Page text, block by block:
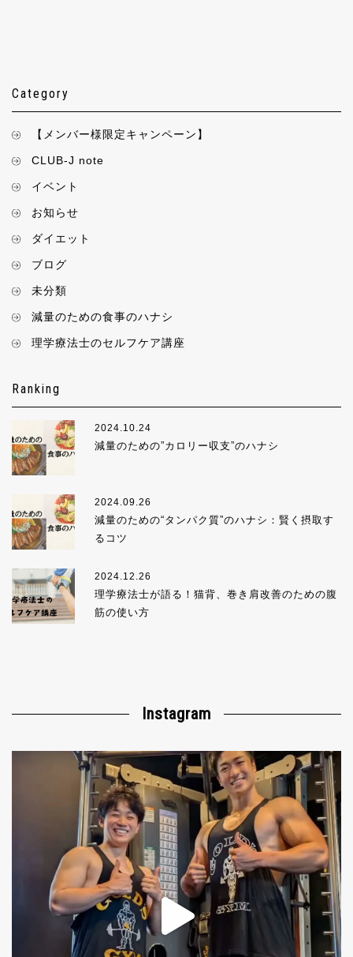
Category
【メンバー様限定キャンペーン】
CLUB-J note
イベント
お知らせ
ダイエット
ブログ
未分類
減量のための食事のハナシ
理学療法士のセルフケア講座
Ranking
2024.10.24
減量のための”カロリー収支”のハナシ
2024.09.26
減量のための“タンパク質”のハナシ：賢く摂取す
るコツ
2024.12.26
理学療法士が語る！猫背、巻き肩改善のための腹
筋の使い方
Instagram